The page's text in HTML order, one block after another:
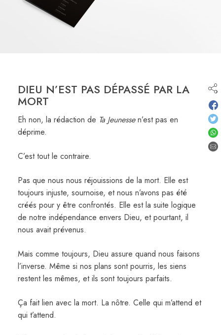
DIEU N’EST PAS DÉPASSÉ PAR LA
MORT
Eh non, la rédaction de Ta Jeunessen’est pas en
déprime.
C’est tout le contraire.
Pas que nous nous réjouissions de la mort. Elle est
toujours injuste, sournoise, et nous n’avons pas été
créés pour y être confrontés. Elle est la suite logique
de notre indépendance envers Dieu, et pourtant, il
nous avait prévenus.
Mais comme toujours, Dieu assure quand nous faisons
l’inverse. Même si nos plans sont pourris, les siens
restent les mêmes, et ils sont toujours parfaits.
Ça fait lien avec la mort. La nôtre. Celle qui m’attend et
qui t’attend.